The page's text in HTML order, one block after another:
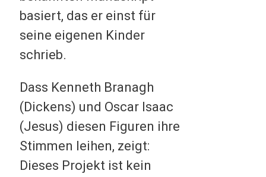
basiert, das er einst für
seine eigenen Kinder
schrieb.
Dass Kenneth Branagh
(Dickens) und Oscar Isaac
(Jesus) diesen Figuren ihre
Stimmen leihen, zeigt:
Dieses Projekt ist kein